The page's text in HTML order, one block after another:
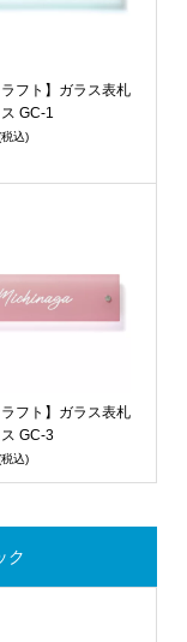
ラフト】ガラス表札
GC-1
込)
ラフト】ガラス表札
GC-3
込)
ク